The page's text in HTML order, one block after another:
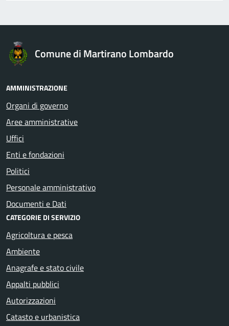
Comune di Martirano Lombardo
AMMINISTRAZIONE
Organi di governo
Aree amministrative
Uffici
Enti e fondazioni
Politici
Personale amministrativo
Documenti e Dati
CATEGORIE DI SERVIZIO
Agricoltura e pesca
Ambiente
Anagrafe e stato civile
Appalti pubblici
Autorizzazioni
Catasto e urbanistica